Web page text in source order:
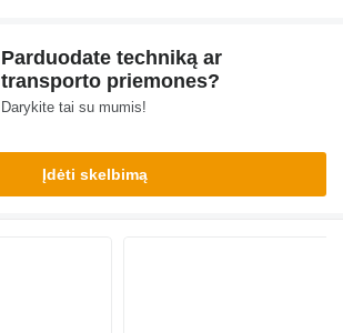
Parduodate techniką ar
transporto priemones?
Darykite tai su mumis!
Įdėti skelbimą